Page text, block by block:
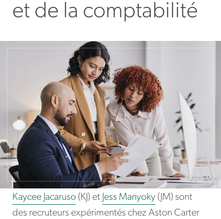
et de la comptabilité
Kaycee Jacaruso (KJ) et Jess Manyoky (JM) sont
des recruteurs expérimentés chez Aston Carter